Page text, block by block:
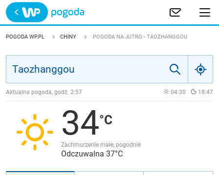
Trwa ładowanie
POLSKA
JAKOŚĆ POWIETRZA
POGODA WP.PL CHINY POGODA NA JUTRO - TAOZHANGGOU
Aktualna pogoda, godz. 2:57 04:30 18:47
34
Zachmurzenie małe, pogodnie
Odczuwalna 37°C